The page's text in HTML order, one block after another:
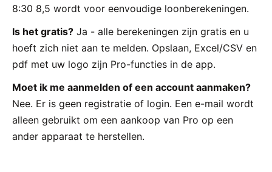
8:30 8,5 wordt voor eenvoudige loonberekeningen.
Is het gratis? Ja - alle berekeningen zijn gratis en u
hoeft zich niet aan te melden. Opslaan, Excel/CSV en
pdf met uw logo zijn Pro-functies in de app.
Moet ik me aanmelden of een account aanmaken?
Nee. Er is geen registratie of login. Een e-mail wordt
alleen gebruikt om een aankoop van Pro op een
ander apparaat te herstellen.